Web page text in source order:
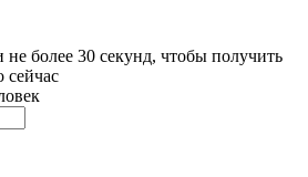
не более 30 секунд, чтобы получить
сейчас